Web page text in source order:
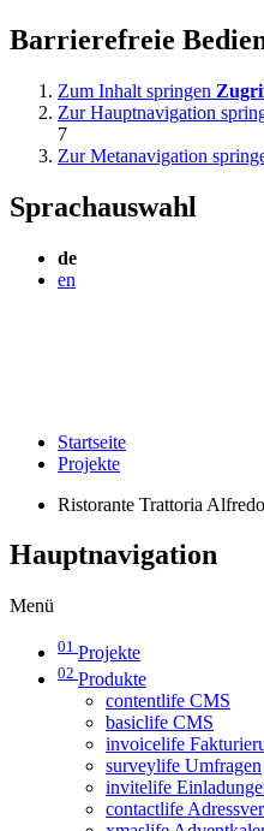
Barrierefreie
Zum Inhalt springen
Zur Hauptnavigation
7
Zur Metanavigation
Sprachauswahl
de
en
Startseite
Projekte
Ristorante Trattoria Alfredo
Hauptnavigation
Menü
01 Projekte
02 Produkte
contentlife CMS
basiclife CMS
invoicelife
surveylife Umfragen
invitelife
contactlife